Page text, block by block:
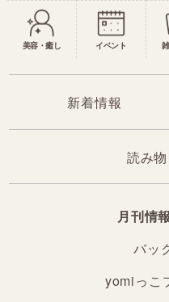
美容・癒し イベント
新着情報
読み
月刊情
バッ
yomiっこ